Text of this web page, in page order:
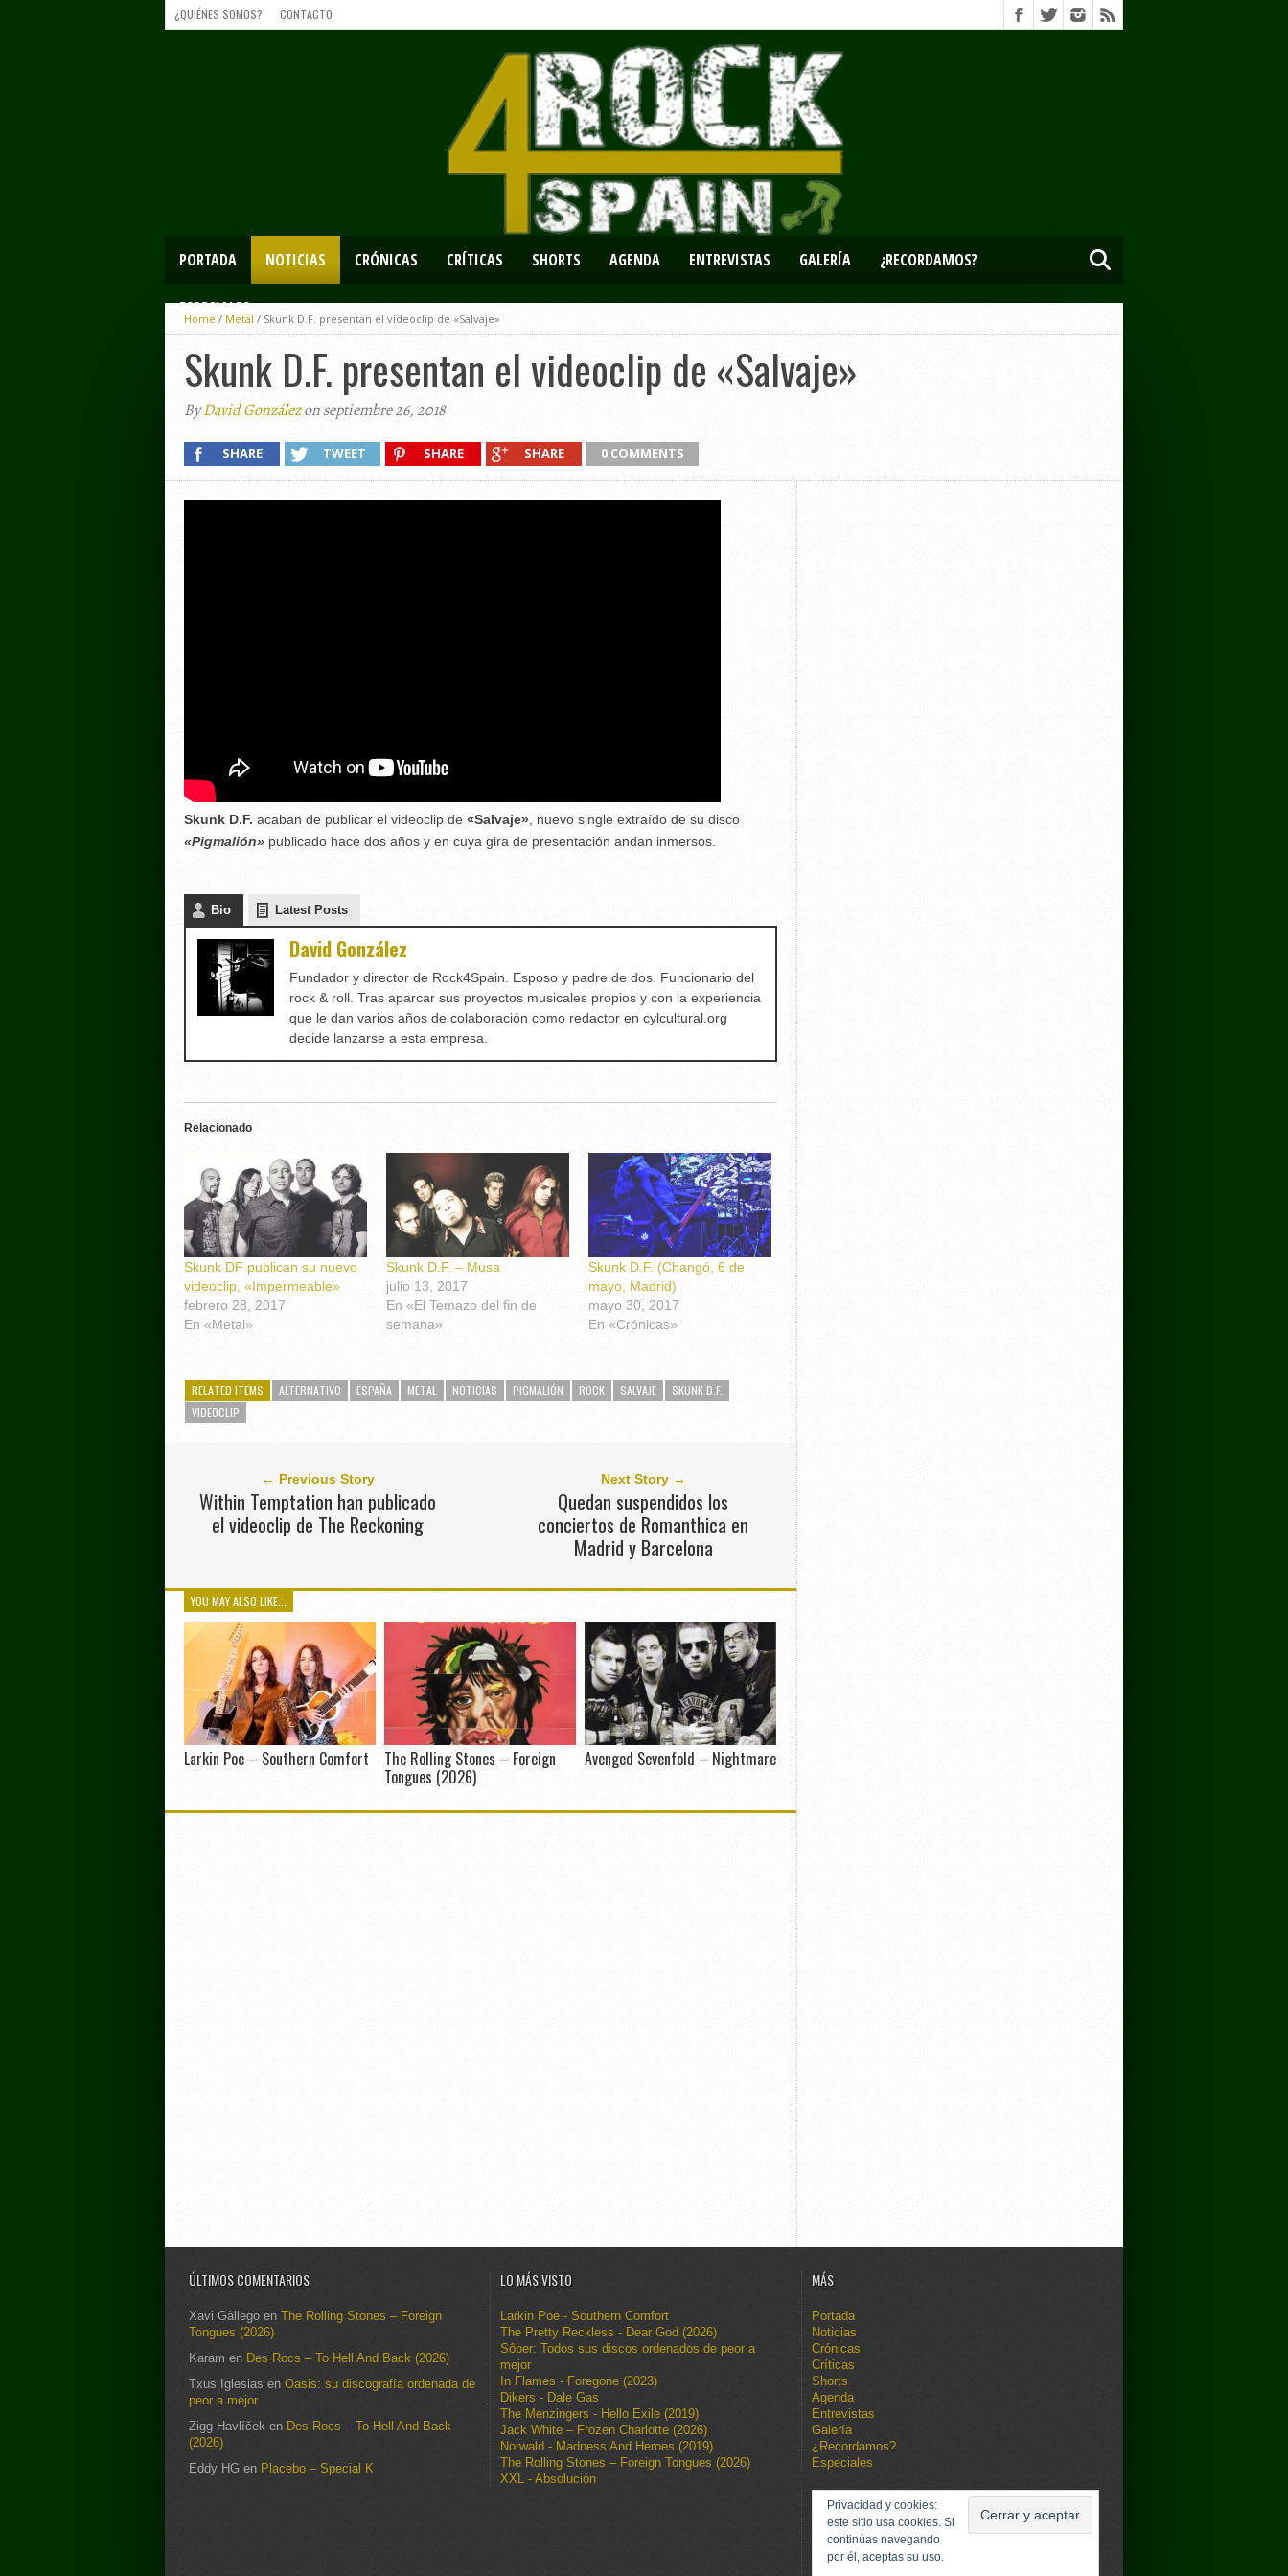
¿QUIÉNES SOMOS? CONTACTO
PORTADA NOTICIAS CRÓNICAS CRÍTICAS SHORTS AGENDA ENTREVISTAS GALERÍA ¿RECORDAMOS?
ESPECIALES
Home / Metal / Skunk D.F. presentan el videoclip de «Salvaje»
Skunk D.F. presentan el videoclip de «Salvaje»
ByDavid Gonzálezon septiembre 26, 2018
SHARE TWEET SHARE SHARE 0 COMMENTS
Skunk D.F. acaban de publicar el videoclip de «Salvaje», nuevo single extraído de su disco
«Pigmalión»publicado hace dos años y en cuya gira de presentación andan inmersos.
Bio Latest Posts
David González
Fundador y director de Rock4Spain. Esposo y padre de dos. Funcionario del
rock & roll. Tras aparcar sus proyectos musicales propios y con la experiencia
que le dan varios años de colaboración como redactor en cylcultural.org
decide lanzarse a esta empresa.
Relacionado
Skunk DF publican su nuevo
videoclip, «Impermeable»
febrero 28, 2017
En «Metal»
Skunk D.F. – Musa
julio 13, 2017
En «El Temazo del fin de
semana»
Skunk D.F. (Changó, 6 de
mayo, Madrid)
mayo 30, 2017
En «Crónicas»
RELATED ITEMS ALTERNATIVO ESPAÑA METAL NOTICIAS PIGMALIÓN ROCK SALVAJE
SKUNK D.F.
VIDEOCLIP
← Previous Story
Within Temptation han publicado
el videoclip de The Reckoning
Next Story →
Quedan suspendidos los
conciertos de Romanthica en
Madrid y Barcelona
YOU MAY ALSO LIKE...
Larkin Poe – Southern Comfort The Rolling Stones – Foreign
Tongues (2026)
Avenged Sevenfold – Nightmare
ÚLTIMOS COMENTARIOS
Xavi Gàllego en The Rolling Stones – Foreign
Tongues (2026)
Karam en Des Rocs – To Hell And Back (2026)
Txus Iglesias en Oasis: su discografía ordenada de
peor a mejor
Zigg Havlíček en Des Rocs – To Hell And Back
(2026)
Eddy HG en Placebo – Special K
LO MÁS VISTO
Larkin Poe - Southern Comfort
The Pretty Reckless - Dear God (2026)
Sôber: Todos sus discos ordenados de peor a
mejor
In Flames - Foregone (2023)
Dikers - Dale Gas
The Menzingers - Hello Exile (2019)
Jack White – Frozen Charlotte (2026)
Norwald - Madness And Heroes (2019)
The Rolling Stones – Foreign Tongues (2026)
XXL - Absolución
MÁS
Portada
Noticias
Crónicas
Críticas
Shorts
Agenda
Entrevistas
Galería
¿Recordamos?
Especiales
Privacidad y cookies:
este sitio usa cookies. Si
continúas navegando
por él, aceptas su uso.